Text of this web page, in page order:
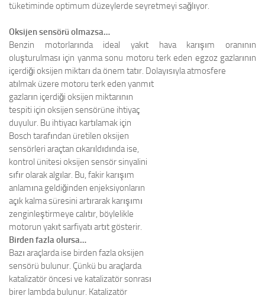
tüketiminde optimum düzeylerde seyretmeyi sağlıyor.
Oksijen sensörü olmazsa…
Benzin motorlarında ideal yakıt hava karışım oranının
oluşturulması için yanma sonu motoru terk eden egzoz gazlarının
içerdiği oksijen miktarı da önem tatır. Dolayısıyla atmosfere
atılmak üzere motoru terk eden yanmıt
gazların içerdiği oksijen miktarının
tespiti için oksijen sensörüne ihtiyaç
duyulur. Bu ihtiyacı kartılamak için
Bosch tarafından üretilen oksijen
sensörleri araçtan cıkarıldıdında ise,
kontrol ünitesi oksijen sensör sinyalini
sıfır olarak algılar. Bu, fakir karışım
anlamına geldiğinden enjeksiyonların
açık kalma süresini artırarak karışımı
zenginleştirmeye calıtır, böylelikle
motorun yakıt sarfiyatı artıt gösterir.
Birden fazla olursa…
Bazı araçlarda ise birden fazla oksijen
sensörü bulunur. Çünkü bu araçlarda
katalizatör öncesi ve katalizatör sonrası
birer lambda bulunur. Katalizatör